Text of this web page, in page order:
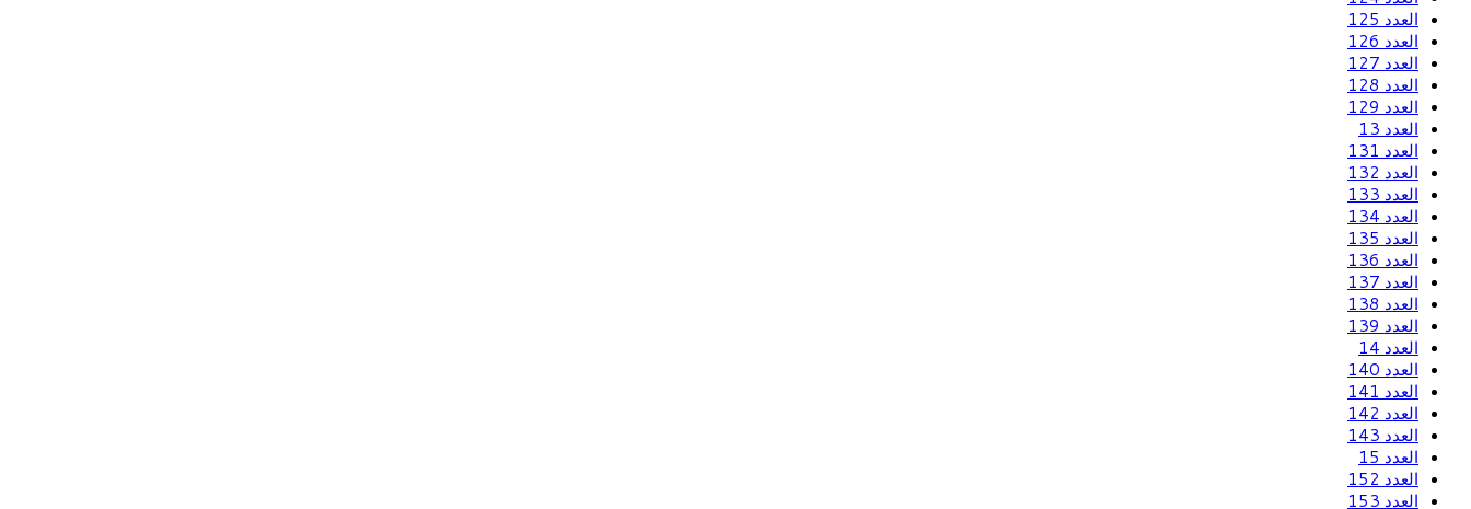
العدد 125
العدد 126
العدد 127
العدد 128
العدد 129
العدد 13
العدد 131
العدد 132
العدد 133
العدد 134
العدد 135
العدد 136
العدد 137
العدد 138
العدد 139
العدد 14
العدد 140
العدد 141
العدد 142
العدد 143
العدد 15
العدد 152
العدد 153